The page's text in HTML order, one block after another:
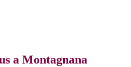
a Montagnana